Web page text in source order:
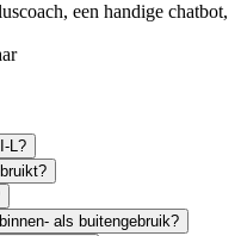
een handige chatbot,
L?
als buitengebruik?